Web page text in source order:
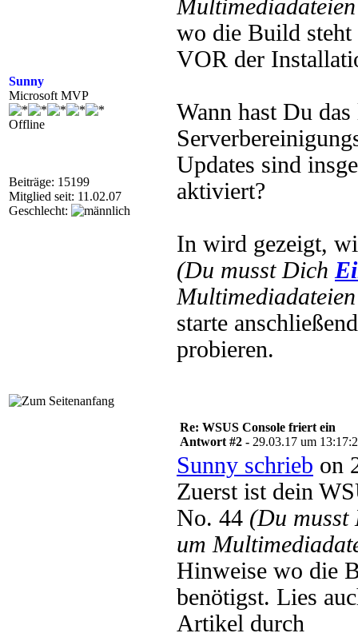
Sunny
Microsoft MVP
Offline
Beiträge: 15199
Mitglied seit: 11.02.07
Geschlecht:
wo die Build steht
VOR der
Wann hast Du
Updates sind
aktiviert?
In wird gezeigt,
(Du musst Dich
starte
probieren.
Re: WSUS Console friert ein
Antwort #2 - 29.03.17 um
Sunny schrieb on
Zuerst ist dein
No. 44 (Du
um
Hinweise wo die
benötigst. Lies
Artikel durch